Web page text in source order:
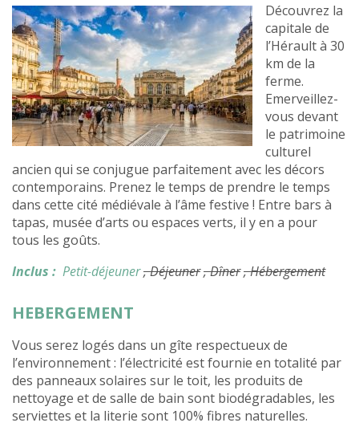
Découvrez la
capitale de
l’Hérault à 30
km de la
ferme.
Emerveillez-
vous devant
le patrimoine
culturel
ancien qui se conjugue parfaitement avec les décors
contemporains. Prenez le temps de prendre le temps
dans cette cité médiévale à l’âme festive ! Entre bars à
tapas, musée d’arts ou espaces verts, il y en a pour
tous les goûts.
Inclus : Petit-déjeuner, Déjeuner, Dîner, Hébergement
HEBERGEMENT
Vous serez logés dans un gîte respectueux de
l’environnement : l’électricité est fournie en totalité par
des panneaux solaires sur le toit, les produits de
nettoyage et de salle de bain sont biodégradables, les
serviettes et la literie sont 100% fibres naturelles.